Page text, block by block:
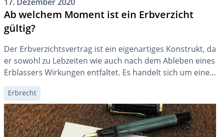
Ab welchem Moment ist ein Erbverzicht
gültig?
Der Erbverzichtsvertrag ist ein eigenartiges Konstrukt, da
er sowohl zu Lebzeiten wie auch nach dem Ableben eines
Erblassers Wirkungen entfaltet. Es handelt sich um eine
Verfügung von Todes wegen, die bereits vor dem Eintritt
des Erbfalls Bindungswirkungen entfalten kann.
Erbrecht